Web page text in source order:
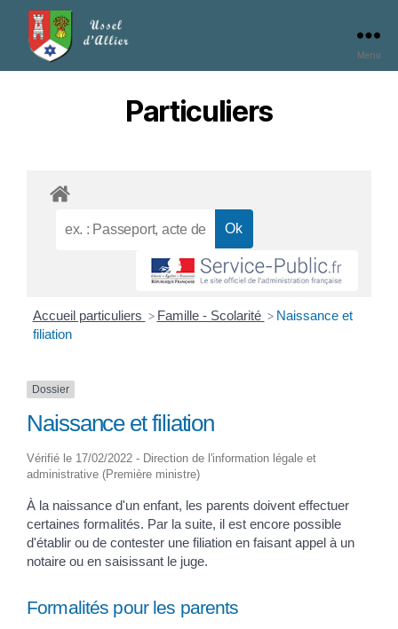
Menu
Particuliers
Accueil particuliers > Famille - Scolarité > Naissance et
filiation
Dossier
Naissance et filiation
Vérifié le 17/02/2022 - Direction de l'information légale et
administrative (Première ministre)
À la naissance d'un enfant, les parents doivent effectuer
certaines formalités. Par la suite, il est encore possible
d'établir ou de contester une filiation en faisant appel à un
notaire ou en saisissant le juge.
Formalités pour les parents